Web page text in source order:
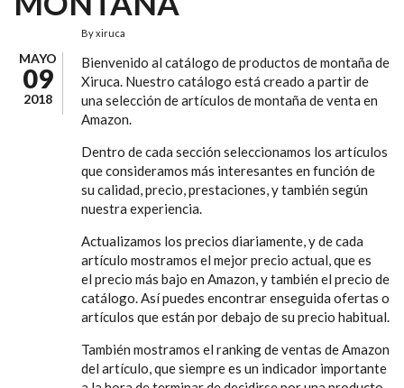
MAYO
09
2018
Byxiruca
Bienvenido al catálogo de productos de montaña de
Xiruca. Nuestro catálogo está creado a partir de
una selección de artículos de montaña de venta en
Amazon.
Dentro de cada sección seleccionamos los artículos
que consideramos más interesantes en función de
su calidad, precio, prestaciones, y también según
nuestra experiencia.
Actualizamos los precios diariamente, y de cada
artículo mostramos el mejor precio actual, que es
el precio más bajo en Amazon, y también el precio de
catálogo. Así puedes encontrar enseguida ofertas o
artículos que están por debajo de su precio habitual.
También mostramos el ranking de ventas de Amazon
del artículo, que siempre es un indicador importante